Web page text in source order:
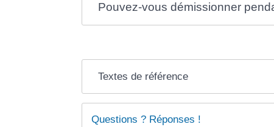
Pouvez-vous démissionner
Textes de référence
Questions ? Réponses !